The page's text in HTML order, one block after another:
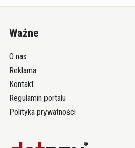
Ważne
O nas
Reklama
Kontakt
Regulamin portalu
Polityka prywatności